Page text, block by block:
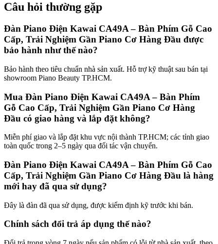
Câu hỏi thường gặp
Đàn Piano Điện Kawai CA49A – Bàn Phím Gỗ Cao
Cấp, Trải Nghiệm Gần Piano Cơ Hàng Đầu được
bảo hành như thế nào?
Bảo hành theo tiêu chuẩn nhà sản xuất. Hỗ trợ kỹ thuật sau bán tại
showroom Piano Beauty TP.HCM.
Mua Đàn Piano Điện Kawai CA49A – Bàn Phím
Gỗ Cao Cấp, Trải Nghiệm Gần Piano Cơ Hàng
Đầu có giao hàng và lắp đặt không?
Miễn phí giao và lắp đặt khu vực nội thành TP.HCM; các tỉnh giao
toàn quốc trong 2–5 ngày qua đối tác vận chuyển.
Đàn Piano Điện Kawai CA49A – Bàn Phím Gỗ Cao
Cấp, Trải Nghiệm Gần Piano Cơ Hàng Đầu là hàng
mới hay đã qua sử dụng?
Đây là đàn đã qua sử dụng, được kiểm định kỹ trước khi bán.
Chính sách đổi trả áp dụng thế nào?